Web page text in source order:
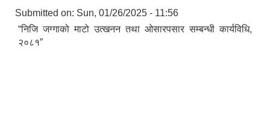
Submitted on: Sun, 01/26/2025 - 11:56
“निजि जग्गाको माटो उत्खनन तथा ओसारपसार सम्बन्धी कार्यविधि,
२०८१”